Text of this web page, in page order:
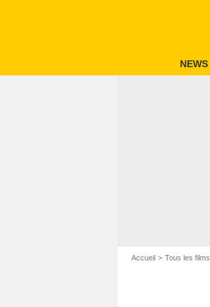
NEWS
Accueil Tous les films